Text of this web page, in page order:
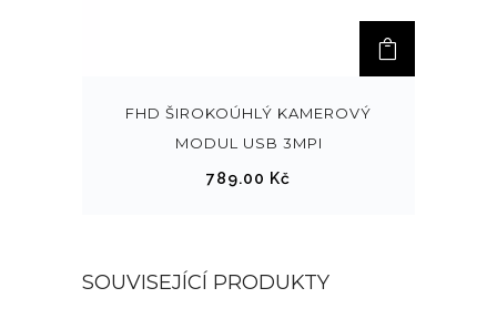
FHD ŠIROKOÚHLÝ KAMEROVÝ
MODUL USB 3MPI
789.00 Kč
SOUVISEJÍCÍ PRODUKTY